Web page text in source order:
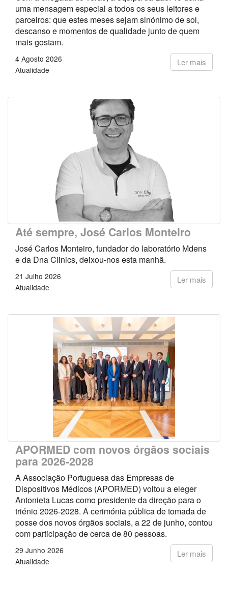
uma mensagem especial a todos os seus leitores e
parceiros: que estes meses sejam sinónimo de sol,
descanso e momentos de qualidade junto de quem
mais gostam.
Ler mais
4 Agosto 2026
Atualidade
Até sempre, José Carlos Monteiro
José Carlos Monteiro, fundador do laboratório Mdens
e da Dna Clinics, deixou-nos esta manhã.
Ler mais
21 Julho 2026
Atualidade
APORMED com novos órgãos sociais
para 2026-2028
A Associação Portuguesa das Empresas de
Dispositivos Médicos (APORMED) voltou a eleger
Antonieta Lucas como presidente da direção para o
triénio 2026-2028. A cerimónia pública de tomada de
posse dos novos órgãos sociais, a 22 de junho, contou
com participação de cerca de 80 pessoas.
Ler mais
29 Junho 2026
Atualidade